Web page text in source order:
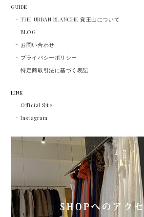
GUIDE
THE URBAN BLANCHE 覚王山について
BLOG
お問い合わせ
プライバシーポリシー
特定商取引法に基づく表記
LINK
Official Site
Instagram